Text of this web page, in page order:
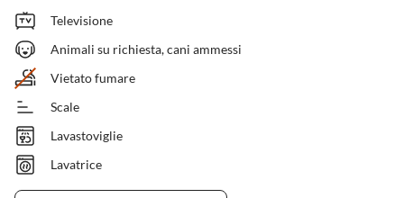
Televisione
Animali su richiesta, cani ammessi
Vietato fumare
Scale
Lavastoviglie
Lavatrice